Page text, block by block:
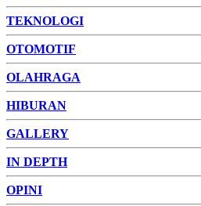
TEKNOLOGI
OTOMOTIF
OLAHRAGA
HIBURAN
GALLERY
IN DEPTH
OPINI